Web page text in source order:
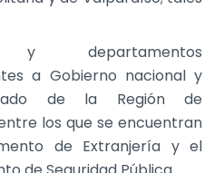
y departamentos
a Gobierno nacional y
de la Región de
los que se encuentran
de Extranjería y el